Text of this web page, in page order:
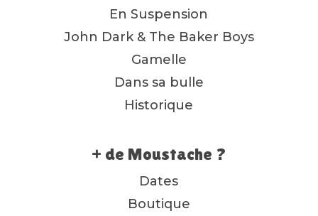
En Suspension
John Dark & The Baker Boys
Gamelle
Dans sa bulle
Historique
+ de Moustache ?
Dates
Boutique